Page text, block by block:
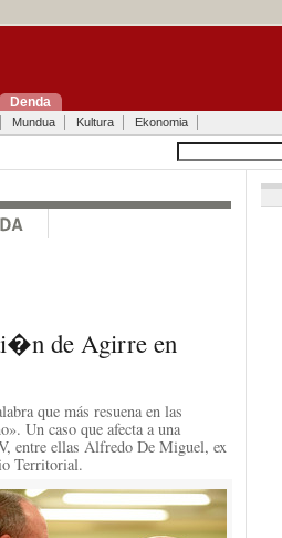
Denda
Mundua Kultura Ekonomia
de Agirre en
que más resuena en las
Un caso que afecta a una
entre ellas Alfredo De Miguel, ex
Territorial.